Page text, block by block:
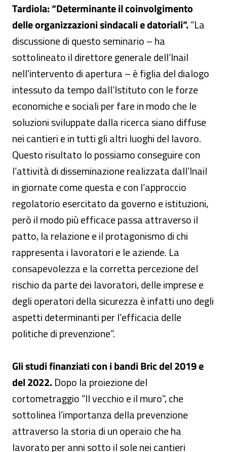
Tardiola: “Determinante il coinvolgimento
delle organizzazioni sindacali e datoriali”.“La
discussione di questo seminario – ha
sottolineato il direttore generale dell’Inail
nell’intervento di apertura – è figlia del dialogo
intessuto da tempo dall’Istituto con le forze
economiche e sociali per fare in modo che le
soluzioni sviluppate dalla ricerca siano diffuse
nei cantieri e in tutti gli altri luoghi del lavoro.
Questo risultato lo possiamo conseguire con
l’attività di disseminazione realizzata dall’Inail
in giornate come questa e con l’approccio
regolatorio esercitato da governo e istituzioni,
però il modo più efficace passa attraverso il
patto, la relazione e il protagonismo di chi
rappresenta i lavoratori e le aziende. La
consapevolezza e la corretta percezione del
rischio da parte dei lavoratori, delle imprese e
degli operatori della sicurezza è infatti uno degli
aspetti determinanti per l’efficacia delle
politiche di prevenzione”.
Gli studi finanziati con i bandi Bric del 2019 e
del 2022. Dopo la proiezione del
cortometraggio “Il vecchio e il muro”, che
sottolinea l’importanza della prevenzione
attraverso la storia di un operaio che ha
lavorato per anni sotto il sole nei cantieri